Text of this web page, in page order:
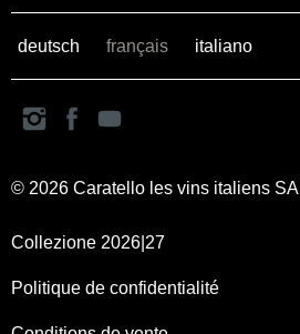
deutsch français italiano
© 2026 Caratello les vins italiens SA
Collezione 2026|27
Politique de confidentialité